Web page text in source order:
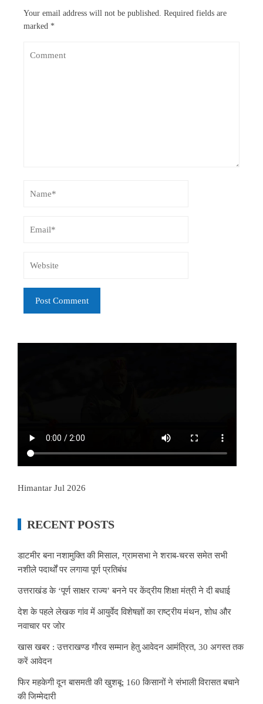
Your email address will not be published. Required fields are
marked *
Himantar Jul 2026
RECENT POSTS
डाटमीर बना नशामुक्ति की मिसाल, ग्रामसभा ने शराब-चरस समेत सभी
नशीले पदार्थों पर लगाया पूर्ण प्रतिबंध
उत्तराखंड के ‘पूर्ण साक्षर राज्य’ बनने पर केंद्रीय शिक्षा मंत्री ने दी बधाई
देश के पहले लेखक गांव में आयुर्वेद विशेषज्ञों का राष्ट्रीय मंथन, शोध और
नवाचार पर जोर
खास खबर : उत्तराखण्ड गौरव सम्मान हेतु आवेदन आमंत्रित, 30 अगस्त तक
करें आवेदन
फिर महकेगी दून बासमती की खुशबू: 160 किसानों ने संभाली विरासत बचाने
की जिम्मेदारी